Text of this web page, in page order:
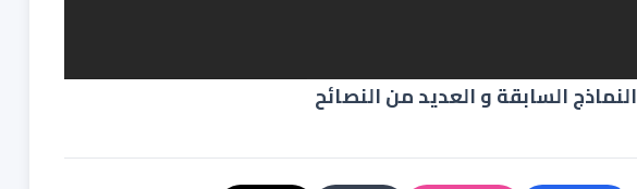
النماذج السابقة و العديد من النصائح